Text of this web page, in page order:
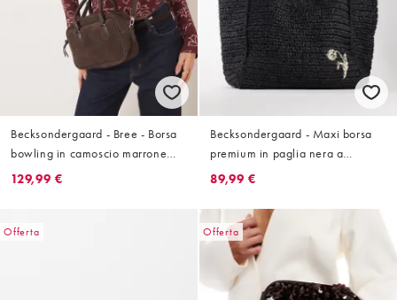
Becksondergaard - Bree - Borsa
bowling in camoscio marrone
scuro
129,99 €
Becksondergaard - Maxi borsa
premium in paglia nera a
contrasto
89,99 €
Offerta Offerta